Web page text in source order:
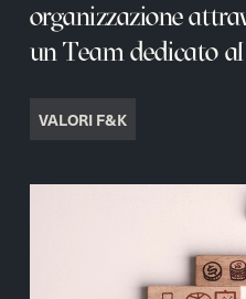
organizzazione
un Team dedicato
VALORI F&K